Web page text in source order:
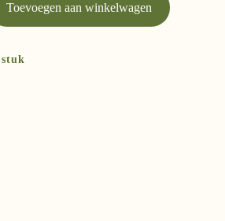
Toevoegen aan winkelwagen